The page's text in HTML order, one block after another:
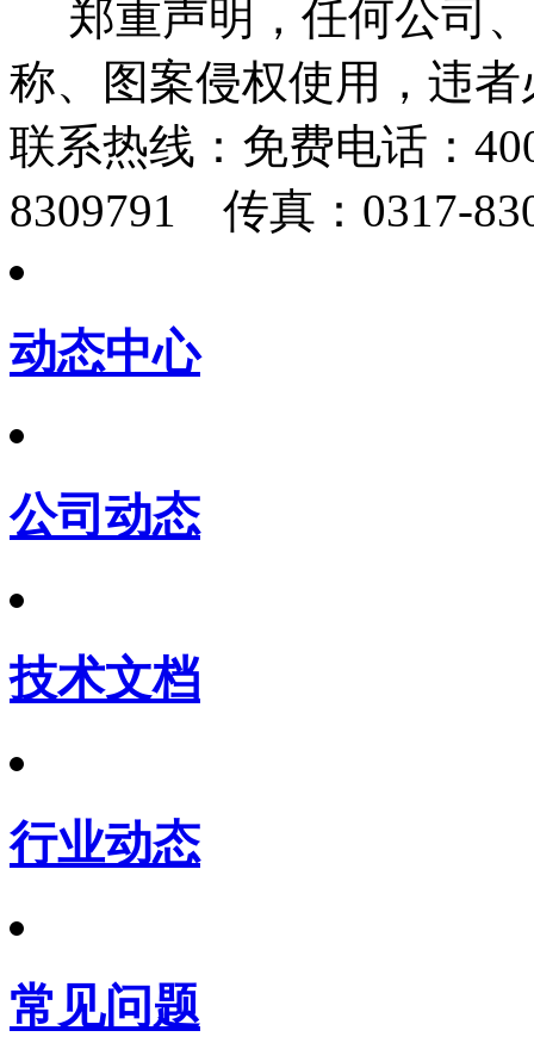
郑重声明，任何公司
称、图案侵权使用，违
联系热线： 免费电话：
8309791 传真：0317-
动态中心
公司动态
技术文档
行业动态
常见问题